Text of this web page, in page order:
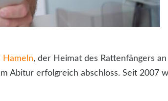
Hameln, der Heimat des Rattenfängers
Abitur erfolgreich abschloss. Seit 2007